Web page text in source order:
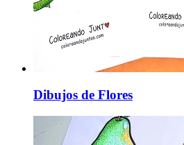
Dibujos de Flores